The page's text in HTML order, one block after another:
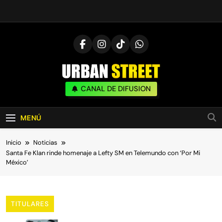
UrbanStreet
| Noticias De Freestyle, Batallas Y Cultura
Urbana
CANAL DE DIFUSION
MENÚ
Inicio
Noticias
Santa Fe Klan rinde homenaje a Lefty SM en Telemundo con ‘Por Mi
México’
TITULARES